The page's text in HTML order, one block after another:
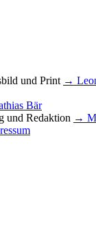
und Print →
Bär
und Redaktion →